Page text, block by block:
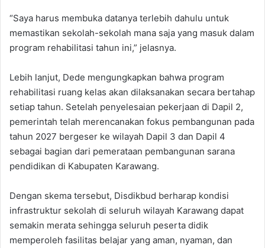
“Saya harus membuka datanya terlebih dahulu untuk
memastikan sekolah-sekolah mana saja yang masuk dalam
program rehabilitasi tahun ini,” jelasnya.
Lebih lanjut, Dede mengungkapkan bahwa program
rehabilitasi ruang kelas akan dilaksanakan secara bertahap
setiap tahun. Setelah penyelesaian pekerjaan di Dapil 2,
pemerintah telah merencanakan fokus pembangunan pada
tahun 2027 bergeser ke wilayah Dapil 3 dan Dapil 4
sebagai bagian dari pemerataan pembangunan sarana
pendidikan di Kabupaten Karawang.
Dengan skema tersebut, Disdikbud berharap kondisi
infrastruktur sekolah di seluruh wilayah Karawang dapat
semakin merata sehingga seluruh peserta didik
memperoleh fasilitas belajar yang aman, nyaman, dan